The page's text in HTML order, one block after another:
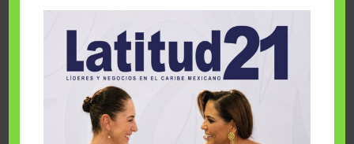
Cuando la solidaridad inspira; cumplen
sueños Fairmont Mayakoba y Make-A-Wish